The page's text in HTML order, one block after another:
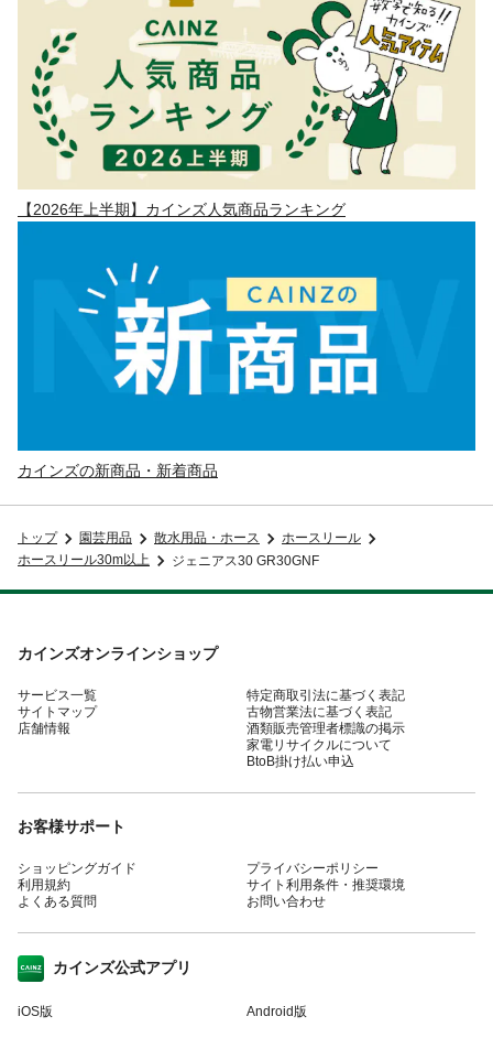
【2026年上半期】カインズ人気商品ランキング
カインズの新商品・新着商品
トップ 園芸用品 散水用品・ホース
ホースリール
ホースリール30m以上
ジェニアス30 GR30GNF
カインズオンラインショップ
サービス一覧
サイトマップ
店舗情報
特定商取引法に基づく表記
古物営業法に基づく表記
酒類販売管理者標識の掲示
家電リサイクルについて
BtoB掛け払い申込
お客様サポート
ショッピングガイド
利用規約
よくある質問
プライバシーポリシー
サイト利用条件・推奨環境
お問い合わせ
カインズ公式アプリ
iOS版 Android版